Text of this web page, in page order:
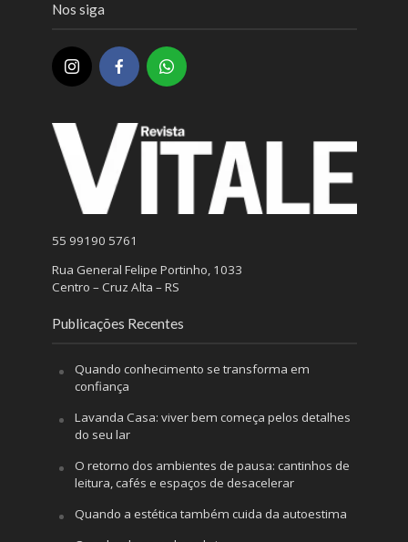
Nos siga
55 99190 5761
Rua General Felipe Portinho, 1033
Centro – Cruz Alta – RS
Publicações Recentes
Quando conhecimento se transforma em
confiança
Lavanda Casa: viver bem começa pelos detalhes
do seu lar
O retorno dos ambientes de pausa: cantinhos de
leitura, cafés e espaços de desacelerar
Quando a estética também cuida da autoestima